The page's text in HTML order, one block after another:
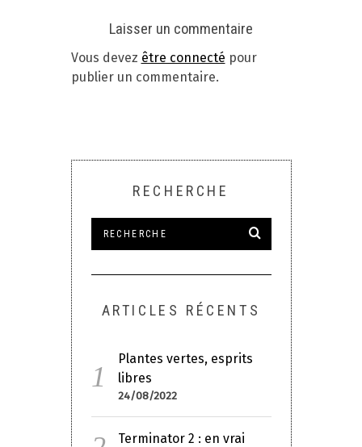
Laisser un commentaire
Vous devez être connecté pour
publier un commentaire.
RECHERCHE
ARTICLES RÉCENTS
Plantes vertes, esprits
libres
24/08/2022
Terminator 2 : en vrai